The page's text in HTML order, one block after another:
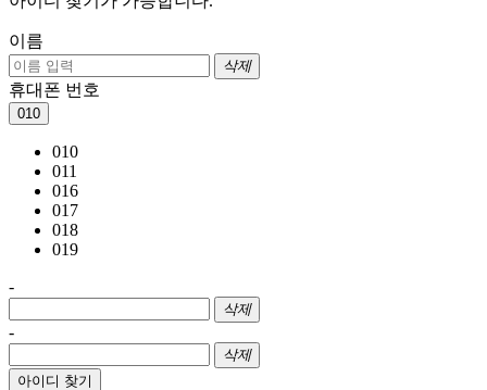
이름
삭제
휴대폰 번호
010
010
011
016
017
018
019
-
삭제
-
삭제
아이디 찾기